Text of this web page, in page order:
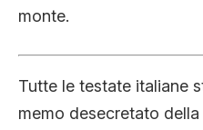
monte.
Tutte le testate italiane
memo desecretato